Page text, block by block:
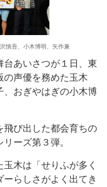
慎吾、小木博明、矢作兼
あいさつが１日、東
の声優を務めた玉木
、おぎやはぎの小木博
び出した都会育ちの
ーズ第３弾。
木は「せりふが多く
らしさがよく出てき